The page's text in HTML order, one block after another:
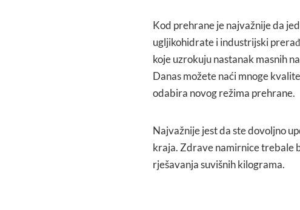
Kod prehrane je najvažnije da
ugljikohidrate i industrijski
koje uzrokuju nastanak masnih
Danas možete naći mnoge
odabira novog režima prehrane.
Najvažnije jest da ste dovoljno
kraja. Zdrave namirnice trebale
rješavanja suvišnih kilograma.